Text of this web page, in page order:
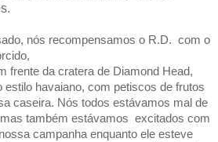
nós recompensamos o R.D. com o
frente da cratera de Diamond Head,
estilo havaiano, com petiscos de frutos
caseira. Nós todos estávamos mal de
também estávamos excitados com
campanha enquanto ele esteve